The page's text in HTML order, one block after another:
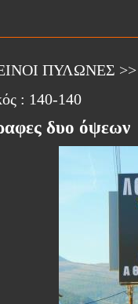
ΠΥΛΩΝΕΣ
: 140-140
δυο όψεων